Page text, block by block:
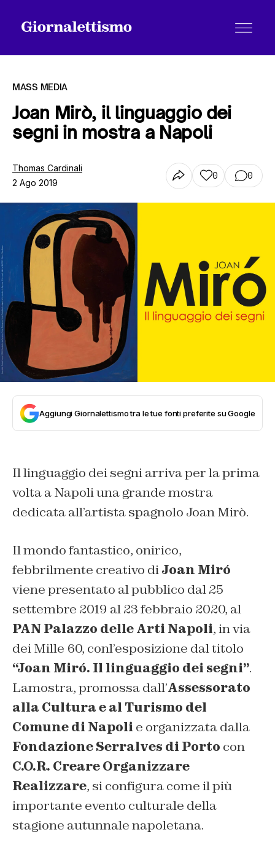
Tutti gli articoli
Chi siamo
Contatti
MASS MEDIA
Joan Mirò, il linguaggio dei
segni in mostra a Napoli
Thomas Cardinali
2 Ago 2019
0 0
Aggiungi Giornalettismo tra le tue fonti preferite su Google
Il linguaggio dei segni arriva per la prima
volta a Napoli una grande mostra
dedicata all’artista spagnolo Joan Mirò.
Il mondo fantastico, onirico,
febbrilmente creativo diJoan Miró
viene presentato al pubblico dal 25
settembre 2019 al 23 febbraio 2020, al
PAN Palazzo delle Arti Napoli, in via
dei Mille 60, conl’esposizione dal titolo
“Joan Miró. Il linguaggio dei segni”.
Lamostra, promossa dall’Assessorato
alla Cultura e al Turismo del
Comune di Napoli e organizzata dalla
Fondazione Serralves di Porto con
C.O.R. Creare Organizzare
Realizzare, si configura come il più
importante evento culturale della
stagione autunnale napoletana.